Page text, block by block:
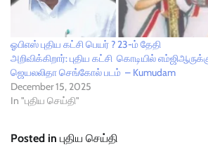
ஓபிஎஸ் புதிய கட்சி பெயர் ? 23-ம் தேதி
அறிவிக்கிறார்: புதிய கட்சி கொடியில்
ஜெயலலிதா செங்கோல் படம் – Kumudam
December 15, 2025
In "புதிய செய்தி"
Posted in புதிய செய்தி